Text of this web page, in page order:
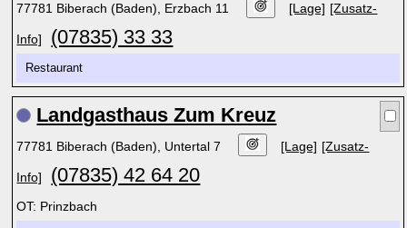
77781 Biberach (Baden), Erzbach 11 [Lage] [Zusatz-
Info] (07835) 33 33
Restaurant
Landgasthaus Zum Kreuz
77781 Biberach (Baden), Untertal 7 [Lage] [Zusatz-
Info] (07835) 42 64 20
OT: Prinzbach